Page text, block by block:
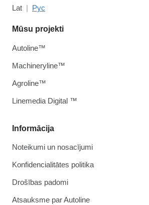
Lat Рус
Informācija
Noteikumi un nosacījumi
Konfidencialitātes politika
Drošības padomi
Atsauksme par Autoline
Mūsu projekti
Autoline™
Machineryline™
Agroline™
Linemedia Digital ™